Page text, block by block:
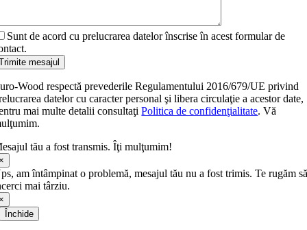
Sunt de acord cu prelucrarea datelor înscrise în acest formular de
mesajul
Wood respectă prevederile Regulamentului 2016/679/UE privind
datelor cu caracter personal şi libera circulaţie a acestor date,
mai multe detalii consultaţiPolitica de confidenţialitate. Vă
tău a fost transmis. Îţi mulţumim!
am întâmpinat o problemă, mesajul tău nu a fost trimis. Te rugăm
mai târziu.
Închide